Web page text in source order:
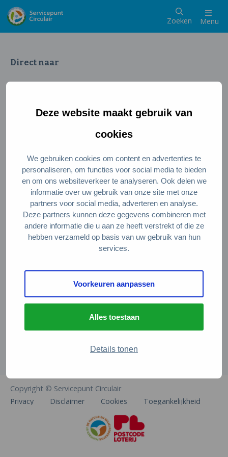
Deze website maakt gebruik van
cookies
We gebruiken cookies om content en advertenties te
personaliseren, om functies voor social media te bieden
en om ons websiteverkeer te analyseren. Ook delen we
informatie over uw gebruik van onze site met onze
partners voor social media, adverteren en analyse.
Deze partners kunnen deze gegevens combineren met
andere informatie die u aan ze heeft verstrekt of die ze
hebben verzameld op basis van uw gebruik van hun
services.
Voorkeuren aanpassen
Alles toestaan
Details tonen
Zoeken Menu
Direct naar
Wat is een circulaire samenleving
Meedoen als ondernemer
Circulaire producten en diensten
Wie zijn wij?
Over ons
Stel je vraag
Servicepunt Team
Veelgestelde vragen
De Natuur en Milieufederaties
Arthur van Schendelstraat 600
info@natuurenmilieufederaties.nl
Copyright © Servicepunt Circulair
Privacy
Disclaimer Cookies Toegankelijkheid